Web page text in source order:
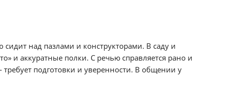
над пазлами и конструкторами. В саду и
и аккуратные полки. С речью справляется рано и
подготовки и уверенности. В общении у